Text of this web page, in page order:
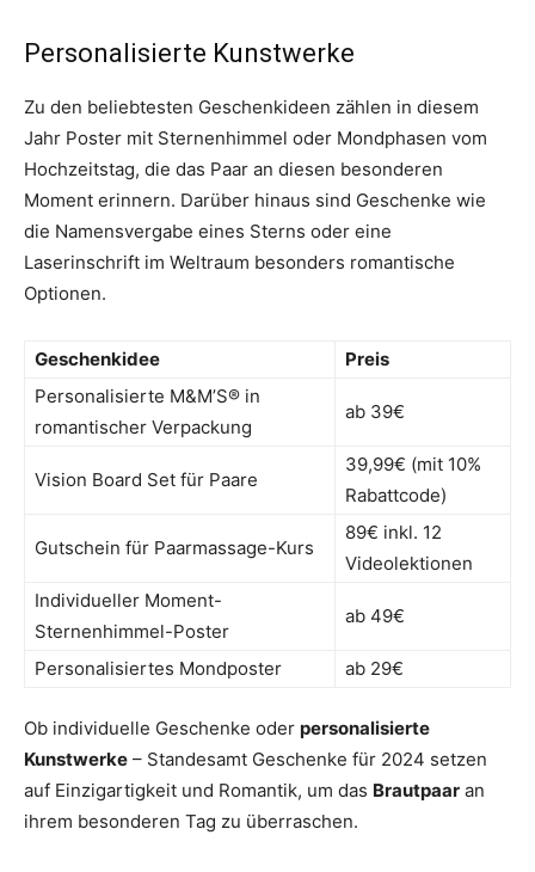
Personalisierte Kunstwerke
Zu den beliebtesten Geschenkideen zählen in diesem
Jahr Poster mit Sternenhimmel oder Mondphasen vom
Hochzeitstag, die das Paar an diesen besonderen
Moment erinnern. Darüber hinaus sind Geschenke wie
die Namensvergabe eines Sterns oder eine
Laserinschrift im Weltraum besonders romantische
Optionen.
Geschenkidee
Preis
Personalisierte M&M’S® in
romantischer Verpackung
ab 39€
Vision Board Set für Paare
39,99€ (mit 10%
Rabattcode)
Gutschein für Paarmassage-Kurs
89€ inkl. 12
Videolektionen
Individueller Moment-
Sternenhimmel-Poster
ab 49€
Personalisiertes Mondposter ab 29€
Ob individuelle Geschenke oder personalisierte
Kunstwerke – Standesamt Geschenke für 2024 setzen
auf Einzigartigkeit und Romantik, um das Brautpaar an
ihrem besonderen Tag zu überraschen.